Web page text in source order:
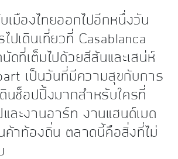
เมืองไทยออกไปอีกหนึ่งวัน
ปเดินเที่ยวที่ Casablanca
ดที่เต็มไปด้วยสีสันและเสน่ห์
เป็นวันที่มีความสุขกับการ
ดินช็อปปิ้งมากสำหรับใครที่
ละงานอาร์ท งานแฮนด์เมด
ค้าท้องถิ่น ตลาดนี้คือสิ่งที่ไม่